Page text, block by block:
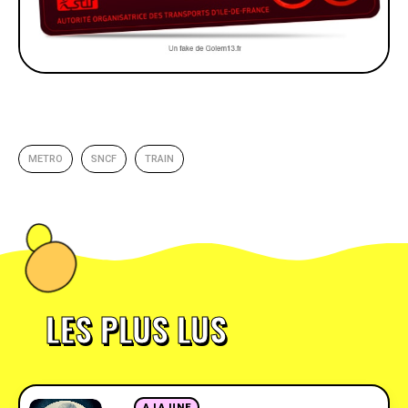
METRO SNCF TRAIN
LES PLUS LUS